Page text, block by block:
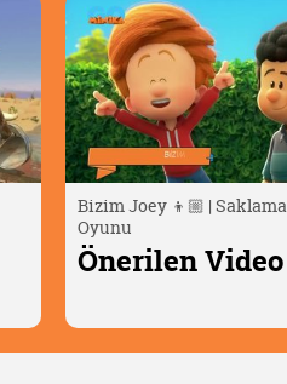
Bizim Joey 👦🏼 | Saklama
Oyunu
Önerilen Video